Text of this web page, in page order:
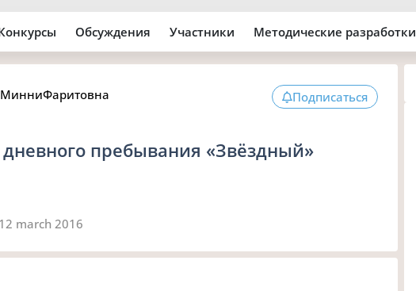
Обсуждения Участники Методические разработки
Подписаться
пребывания «Звёздный»
12 march 2016